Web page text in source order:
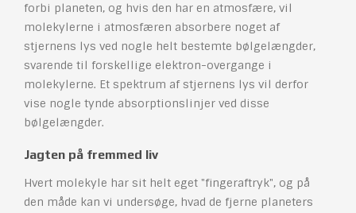
forbi planeten, og hvis den har en atmosfære, vil
molekylerne i atmosfæren absorbere noget af
stjernens lys ved nogle helt bestemte bølgelængder,
svarende til forskellige elektron-overgange i
molekylerne. Et spektrum af stjernens lys vil derfor
vise nogle tynde absorptionslinjer ved disse
bølgelængder.
Jagten på fremmed liv
Hvert molekyle har sit helt eget "fingeraftryk", og på
den måde kan vi undersøge, hvad de fjerne planeters